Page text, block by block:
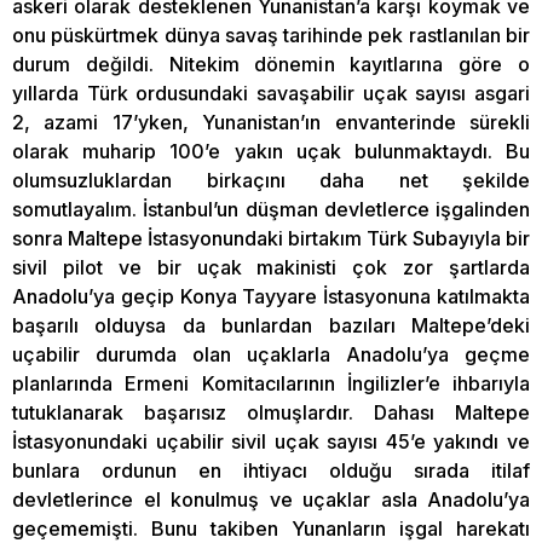
askeri olarak desteklenen Yunanistan’a karşı koymak ve
onu püskürtmek dünya savaş tarihinde pek rastlanılan bir
durum değildi. Nitekim dönemin kayıtlarına göre o
yıllarda Türk ordusundaki savaşabilir uçak sayısı asgari
2, azami 17’yken, Yunanistan’ın envanterinde sürekli
olarak muharip 100’e yakın uçak bulunmaktaydı. Bu
olumsuzluklardan birkaçını daha net şekilde
somutlayalım. İstanbul’un düşman devletlerce işgalinden
sonra Maltepe İstasyonundaki birtakım Türk Subayıyla bir
sivil pilot ve bir uçak makinisti çok zor şartlarda
Anadolu’ya geçip Konya Tayyare İstasyonuna katılmakta
başarılı olduysa da bunlardan bazıları Maltepe’deki
uçabilir durumda olan uçaklarla Anadolu’ya geçme
planlarında Ermeni Komitacılarının İngilizler’e ihbarıyla
tutuklanarak başarısız olmuşlardır. Dahası Maltepe
İstasyonundaki uçabilir sivil uçak sayısı 45’e yakındı ve
bunlara ordunun en ihtiyacı olduğu sırada itilaf
devletlerince el konulmuş ve uçaklar asla Anadolu’ya
geçememişti. Bunu takiben Yunanların işgal harekatı